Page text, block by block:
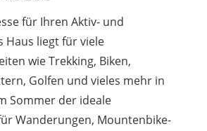
für Ihren Aktiv- und
Haus liegt für viele
wie Trekking, Biken,
Golfen und vieles mehr in
Sommer der ideale
Wanderungen, Mountenbike-